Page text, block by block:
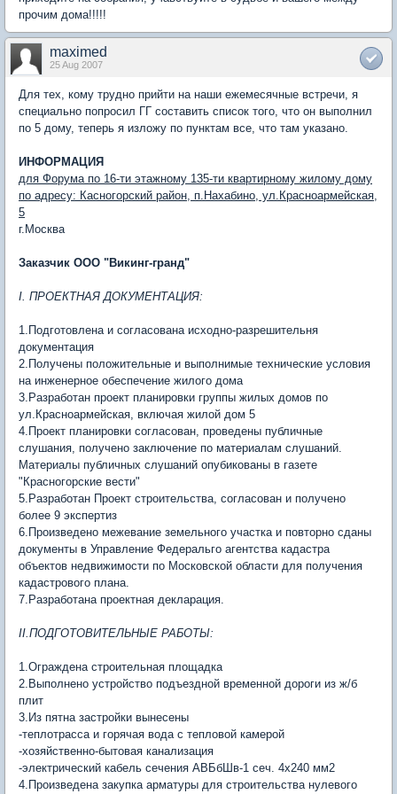
прочим дома!!!!!
maximed
25 Aug 2007
Для тех, кому трудно прийти на наши ежемесячные встречи, я
специально попросил ГГ составить список того, что он выполнил
по 5 дому, теперь я изложу по пунктам все, что там указано.
ИНФОРМАЦИЯ
для Форума по 16-ти этажному 135-ти квартирному жилому дому
по адресу: Касногорский район, п.Нахабино, ул.Красноармейская,
5
г.Москва
Заказчик ООО "Викинг-гранд"
I. ПРОЕКТНАЯ ДОКУМЕНТАЦИЯ:
1.Подготовлена и согласована исходно-разрешительня
документация
2.Получены положительные и выполнимые технические условия
на инженерное обеспечение жилого дома
3.Разработан проект планировки группы жилых домов по
ул.Красноармейская, включая жилой дом 5
4.Проект планировки согласован, проведены публичные
слушания, получено заключение по материалам слушаний.
Материалы публичных слушаний опубикованы в газете
"Красногорские вести"
5.Разработан Проект строительства, согласован и получено
более 9 экспертиз
6.Произведено межевание земельного участка и повторно сданы
документы в Управление Федеральго агентства кадастра
объектов недвижимости по Московской области для получения
кадастрового плана.
7.Разработана проектная декларация.
II.ПОДГОТОВИТЕЛЬНЫЕ РАБОТЫ:
1.Ограждена строительная площадка
2.Выполнено устройство подъездной временной дороги из ж/б
плит
3.Из пятна застройки вынесены
-теплотрасса и горячая вода с тепловой камерой
-хозяйственно-бытовая канализация
-электрический кабель сечения АВБбШв-1 сеч. 4х240 мм2
4.Произведена закупка арматуры для строительства нулевого